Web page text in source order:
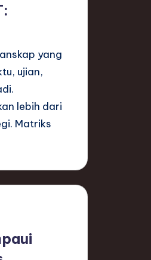
yang
ujian,
lebih dari
Matriks